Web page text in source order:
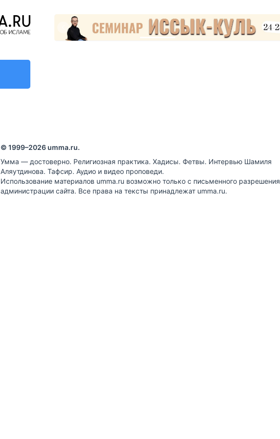
© 1999–2026 umma.ru.
Умма — достоверно. Религиозная практика. Хадисы. Фетвы. Интервью Шамиля
Аляутдинова. Тафсир. Аудио и видео проповеди.
Использование материалов umma.ru возможно только с письменного разрешения
администрации сайта. Все права на тексты принадлежат umma.ru.